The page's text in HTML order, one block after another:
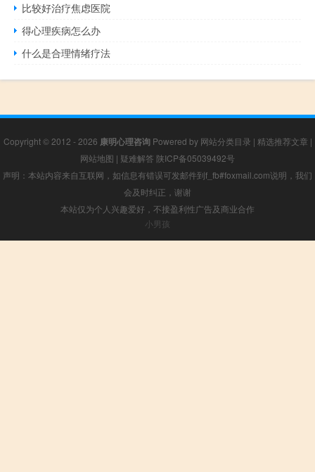
比较好治疗焦虑医院
得心理疾病怎么办
什么是合理情绪疗法
Copyright © 2012 - 2026 康明心理咨询Powered by 网站分类目录 | 精选推荐文章 |
网站地图 | 疑难解答 陕ICP备05039492号
声明：本站内容来自互联网，如信息有错误可发邮件到f_fb#foxmail.com说明，我们
会及时纠正，谢谢
本站仅为个人兴趣爱好，不接盈利性广告及商业合作
小男孩